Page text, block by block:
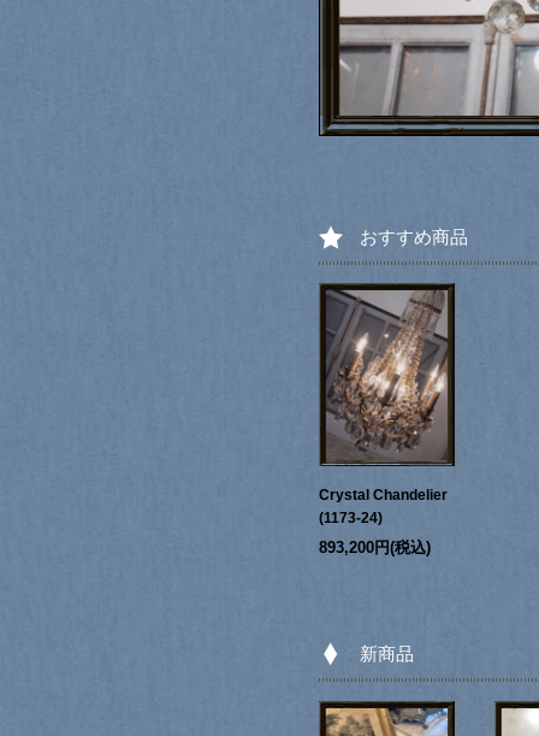
おすすめ商品
Crystal Chandelier
(1173-24)
893,200円(税込)
新商品